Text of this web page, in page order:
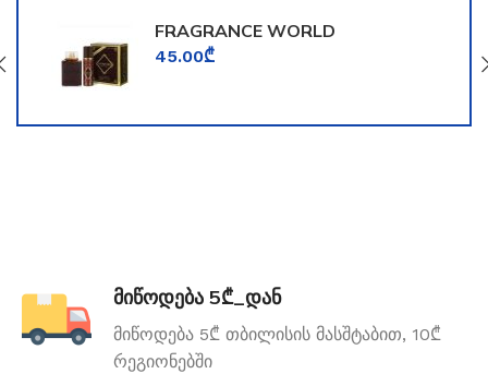
FRAGRANCE WORLD
TOOMFORD
45.00₾
მიწოდება 5₾_დან
მიწოდება 5₾ თბილისის მასშტაბით, 10₾
რეგიონებში